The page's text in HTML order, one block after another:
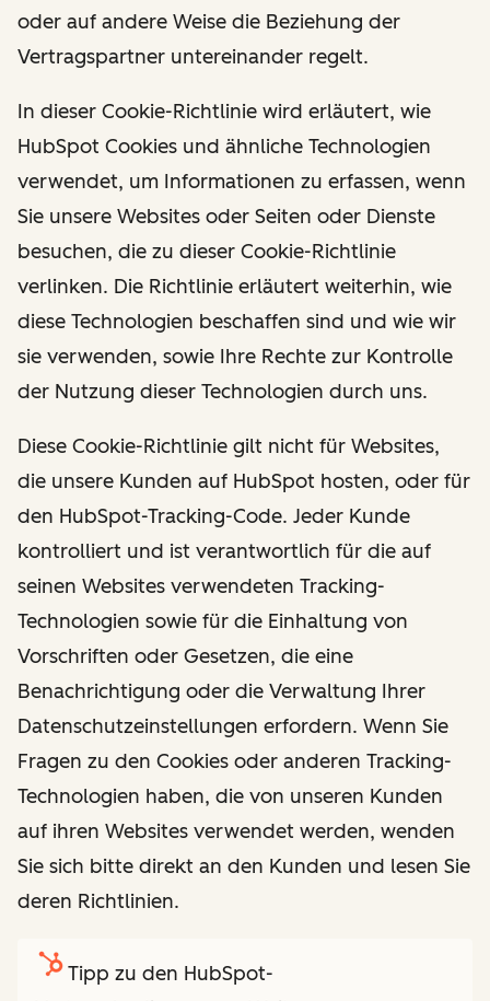
oder auf andere Weise die Beziehung der
Vertragspartner untereinander regelt.
In dieser Cookie-Richtlinie wird erläutert, wie
HubSpot Cookies und ähnliche Technologien
verwendet, um Informationen zu erfassen, wenn
Sie unsere Websites oder Seiten oder Dienste
besuchen, die zu dieser Cookie-Richtlinie
verlinken. Die Richtlinie erläutert weiterhin, wie
diese Technologien beschaffen sind und wie wir
sie verwenden, sowie Ihre Rechte zur Kontrolle
der Nutzung dieser Technologien durch uns.
Diese Cookie-Richtlinie gilt nicht für Websites,
die unsere Kunden auf HubSpot hosten, oder für
den HubSpot-Tracking-Code. Jeder Kunde
kontrolliert und ist verantwortlich für die auf
seinen Websites verwendeten Tracking-
Technologien sowie für die Einhaltung von
Vorschriften oder Gesetzen, die eine
Benachrichtigung oder die Verwaltung Ihrer
Datenschutzeinstellungen erfordern. Wenn Sie
Fragen zu den Cookies oder anderen Tracking-
Technologien haben, die von unseren Kunden
auf ihren Websites verwendet werden, wenden
Sie sich bitte direkt an den Kunden und lesen Sie
deren Richtlinien.
Tipp zu den HubSpot-